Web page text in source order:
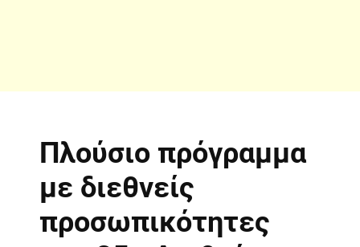
Πλούσιο πρόγραμμα
με διεθνείς
προσωπικότητες